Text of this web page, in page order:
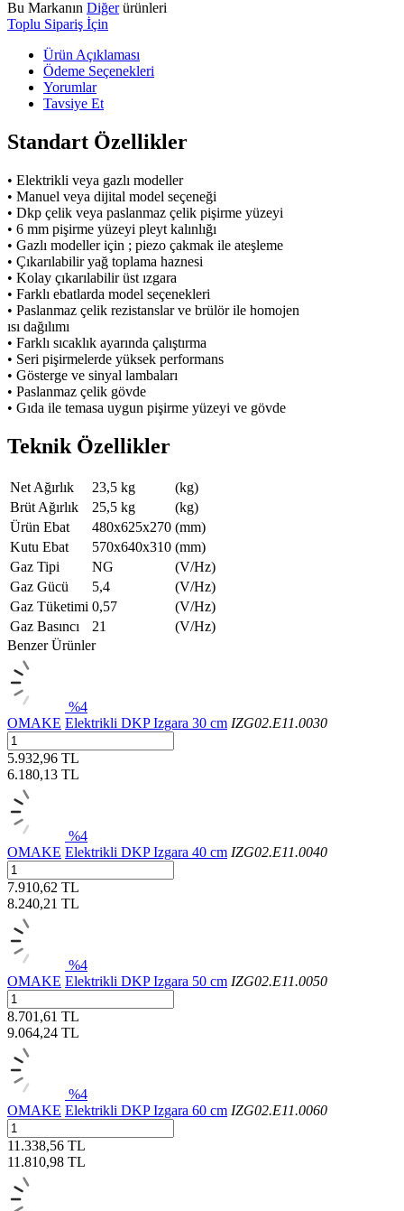
Bu Markanın Diğerürünleri
Toplu Sipariş İçin
Ürün Açıklaması
Ödeme Seçenekleri
Yorumlar
Tavsiye Et
Standart Özellikler
• Elektrikli veya gazlı modeller
• Manuel veya dijital model seçeneği
• Dkp çelik veya paslanmaz çelik pişirme yüzeyi
• 6 mm pişirme yüzeyi pleyt kalınlığı
• Gazlı modeller için ; piezo çakmak ile ateşleme
• Çıkarılabilir yağ toplama haznesi
• Kolay çıkarılabilir üst ızgara
• Farklı ebatlarda model seçenekleri
• Paslanmaz çelik rezistanslar ve brülör ile homojen
ısı dağılımı
• Farklı sıcaklık ayarında çalıştırma
• Seri pişirmelerde yüksek performans
• Gösterge ve sinyal lambaları
• Paslanmaz çelik gövde
• Gıda ile temasa uygun pişirme yüzeyi ve gövde
Teknik Özellikler
Net Ağırlık 23,5 kg
(kg)
Brüt Ağırlık
25,5 kg
(kg)
Ürün Ebat
480x625x270 (mm)
Kutu Ebat
570x640x310 (mm)
Gaz Tipi
NG
(V/Hz)
Gaz Gücü
5,4
(V/Hz)
Gaz Tüketimi 0,57
(V/Hz)
Gaz Basıncı
21
(V/Hz)
Benzer Ürünler
%4
OMAKE Elektrikli DKP Izgara 30 cm IZG02.E11.0030
5.932,96 TL
6.180,13 TL
%4
OMAKE Elektrikli DKP Izgara 40 cm IZG02.E11.0040
7.910,62 TL
8.240,21 TL
%4
OMAKE Elektrikli DKP Izgara 50 cm IZG02.E11.0050
8.701,61 TL
9.064,24 TL
%4
OMAKE Elektrikli DKP Izgara 60 cm IZG02.E11.0060
11.338,56 TL
11.810,98 TL